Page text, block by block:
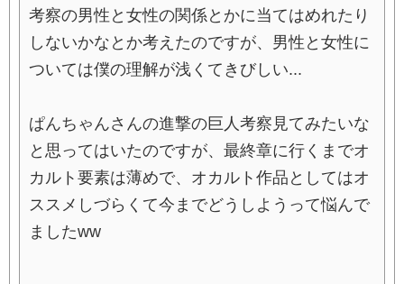
考察の男性と女性の関係とかに当てはめれたり
しないかなとか考えたのですが、男性と女性に
ついては僕の理解が浅くてきびしい...
ぱんちゃんさんの進撃の巨人考察見てみたいな
と思ってはいたのですが、最終章に行くまでオ
カルト要素は薄めで、オカルト作品としてはオ
ススメしづらくて今までどうしようって悩んで
ましたww